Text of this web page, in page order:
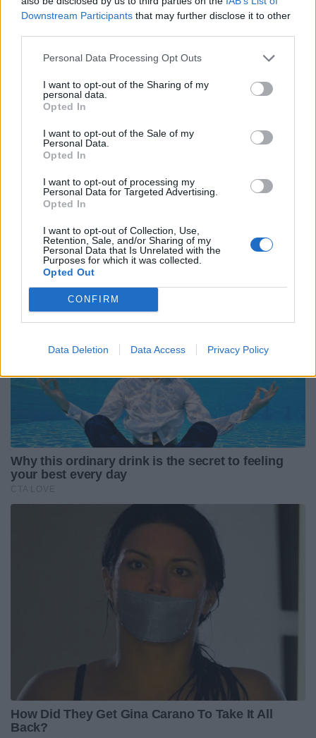
Downstream Participants that may further disclose it to other
Personal Data Processing Opt Outs
I want to opt-out of the Sharing of my
personal data.
Opted In
I want to opt-out of the Sale of my
Personal Data.
Opted In
I want to opt-out of processing my
Personal Data for Targeted Advertising.
Opted In
I want to opt-out of Collection, Use,
Retention, Sale, and/or Sharing of my
Personal Data that Is Unrelated with the
Purposes for which it was collected.
Opted Out
CONFIRM
Data Deletion Data Access Privacy Policy